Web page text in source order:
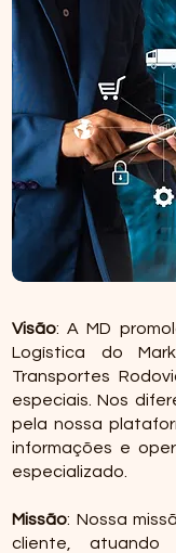
Visão: A MD
Logística do
Transportes
especiais. Nos
pela nossa
informações e
especializado.
Missão: Nossa
cliente, atuando